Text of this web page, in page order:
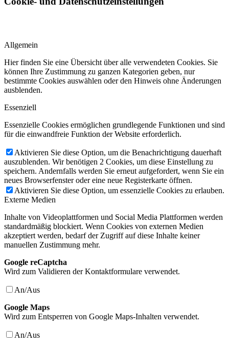
Allgemein
Hier finden Sie eine Übersicht über alle verwendeten Cookies. Sie
können Ihre Zustimmung zu ganzen Kategorien geben, nur
bestimmte Cookies auswählen oder den Hinweis ohne Änderungen
ausblenden.
Essenziell
Essenzielle Cookies ermöglichen grundlegende Funktionen und sind
für die einwandfreie Funktion der Website erforderlich.
Aktivieren Sie diese Option, um die Benachrichtigung dauerhaft
auszublenden. Wir benötigen 2 Cookies, um diese Einstellung zu
speichern. Andernfalls werden Sie erneut aufgefordert, wenn Sie ein
neues Browserfenster oder eine neue Registerkarte öffnen.
Aktivieren Sie diese Option, um essenzielle Cookies zu erlauben.
Externe Medien
Inhalte von Videoplattformen und Social Media Plattformen werden
standardmäßig blockiert. Wenn Cookies von externen Medien
akzeptiert werden, bedarf der Zugriff auf diese Inhalte keiner
manuellen Zustimmung mehr.
Google reCaptcha
Wird zum Validieren der Kontaktformulare verwendet.
An/Aus
Google Maps
Wird zum Entsperren von Google Maps-Inhalten verwendet.
An/Aus